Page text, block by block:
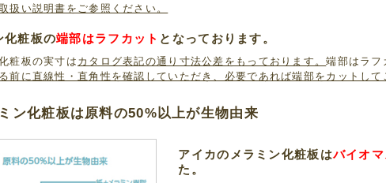
扱い説明書をご参照ください。
化粧板の端部はラフカット となっております。
粧板の実寸は カタログ表記の通り寸法公差をもっております。端部はラフ
前に直線性・直角性を確認していただき、必要であれば端部をカットして
ン化粧板は原料の50%以上が生物由来
アイカのメラミン化粧板はバイオ
た。